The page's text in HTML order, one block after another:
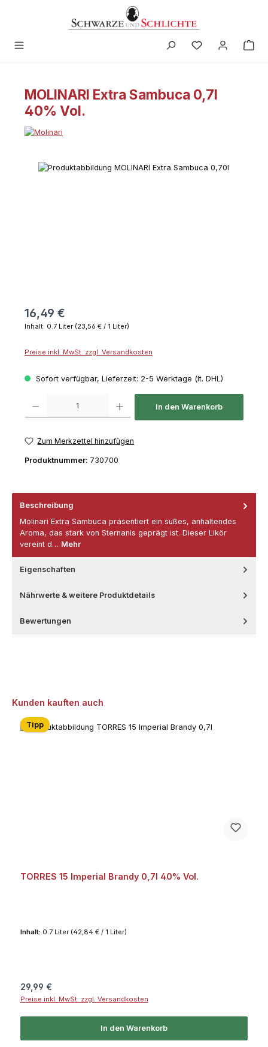
MOLINARI Extra Sambuca 0,7l
40% Vol.
Bildergalerie überspringen
16,49 €
Inhalt: 0.7 Liter (23,56 € / 1 Liter)
Preise inkl. MwSt. zzgl. Versandkosten
Sofort verfügbar, Lieferzeit: 2-5 Werktage (lt. DHL)
In den Warenkorb
Zum Merkzettel hinzufügen
Produktnummer: 730700
Beschreibung
Molinari Extra Sambuca präsentiert ein süßes, anhaltendes
Aroma, das stark von Sternanis geprägt ist. Dieser Likör
vereint d… Mehr
Eigenschaften
Nährwerte & weitere Produktdetails
Bewertungen
Produktgalerie überspringen
Kunden kauften auch
Tipp
TORRES 15 Imperial Brandy 0,7l 40% Vol.
Inhalt: 0.7 Liter (42,84 € / 1 Liter)
Regulärer Preis:
29,99 €
Preise inkl. MwSt. zzgl. Versandkosten
In den Warenkorb